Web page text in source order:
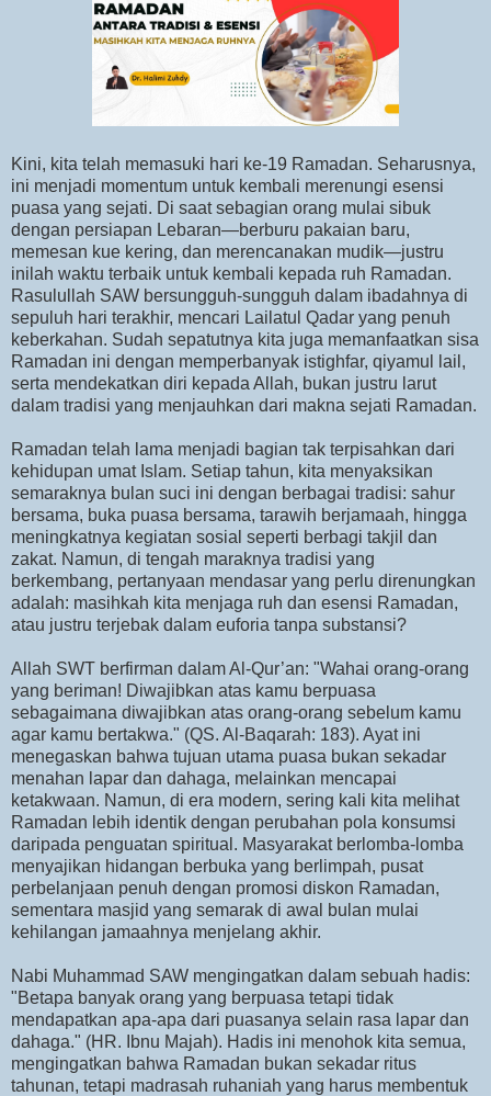
Kini, kita telah memasuki hari ke-19 Ramadan. Seharusnya,
ini menjadi momentum untuk kembali merenungi esensi
puasa yang sejati. Di saat sebagian orang mulai sibuk
dengan persiapan Lebaran—berburu pakaian baru,
memesan kue kering, dan merencanakan mudik—justru
inilah waktu terbaik untuk kembali kepada ruh Ramadan.
Rasulullah SAW bersungguh-sungguh dalam ibadahnya di
sepuluh hari terakhir, mencari Lailatul Qadar yang penuh
keberkahan. Sudah sepatutnya kita juga memanfaatkan sisa
Ramadan ini dengan memperbanyak istighfar, qiyamul lail,
serta mendekatkan diri kepada Allah, bukan justru larut
dalam tradisi yang menjauhkan dari makna sejati Ramadan.
Ramadan telah lama menjadi bagian tak terpisahkan dari
kehidupan umat Islam. Setiap tahun, kita menyaksikan
semaraknya bulan suci ini dengan berbagai tradisi: sahur
bersama, buka puasa bersama, tarawih berjamaah, hingga
meningkatnya kegiatan sosial seperti berbagi takjil dan
zakat. Namun, di tengah maraknya tradisi yang
berkembang, pertanyaan mendasar yang perlu direnungkan
adalah: masihkah kita menjaga ruh dan esensi Ramadan,
atau justru terjebak dalam euforia tanpa substansi?
Allah SWT berfirman dalam Al-Qur’an: "Wahai orang-orang
yang beriman! Diwajibkan atas kamu berpuasa
sebagaimana diwajibkan atas orang-orang sebelum kamu
agar kamu bertakwa." (QS. Al-Baqarah: 183). Ayat ini
menegaskan bahwa tujuan utama puasa bukan sekadar
menahan lapar dan dahaga, melainkan mencapai
ketakwaan. Namun, di era modern, sering kali kita melihat
Ramadan lebih identik dengan perubahan pola konsumsi
daripada penguatan spiritual. Masyarakat berlomba-lomba
menyajikan hidangan berbuka yang berlimpah, pusat
perbelanjaan penuh dengan promosi diskon Ramadan,
sementara masjid yang semarak di awal bulan mulai
kehilangan jamaahnya menjelang akhir.
Nabi Muhammad SAW mengingatkan dalam sebuah hadis:
"Betapa banyak orang yang berpuasa tetapi tidak
mendapatkan apa-apa dari puasanya selain rasa lapar dan
dahaga." (HR. Ibnu Majah). Hadis ini menohok kita semua,
mengingatkan bahwa Ramadan bukan sekadar ritus
tahunan, tetapi madrasah ruhaniah yang harus membentuk